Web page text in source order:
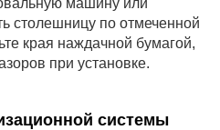
столешницу по отмеченной
края наждачной бумагой,
при установке.
системы